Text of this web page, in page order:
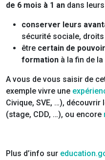
de 6 mois à 1 an dans
conserver leurs
sécurité sociale,
être certain de
formation à la fin de
A vous de vous saisir de
exemple vivre une
Civique, SVE, …), découvrir
(stage, CDD, …), ou encore
Plus d’info sur